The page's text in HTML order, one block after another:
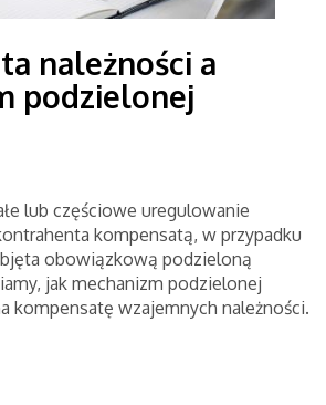
należności a
podzielonej
lub częściowe uregulowanie
kompensatą, w przypadku
obowiązkową podzieloną
jak mechanizm podzielonej
kompensatę wzajemnych należności.